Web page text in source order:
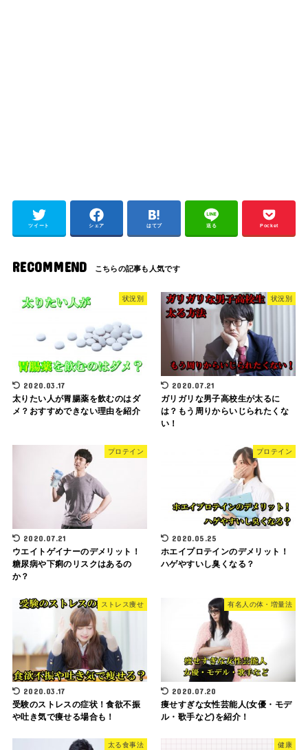
ツイート シェア はてブ 送る Pocket
RECOMMEND
状況別
2020.03.17
太りたい人が胃腸薬を飲むのはダ
メ？おすすめできない理由を紹介
状況別
2020.07.21
ガリガリな男子高校生が太るに
は？もう周りからいじられたくな
い！
プロテイン
2020.07.21
ウエイトゲイナーのデメリット！
糖尿病や下痢のリスクはあるの
か？
プロテイン
2020.05.25
ホエイプロテインのデメリット！
ハゲやすいし臭くなる？
ストレス痩せ
2020.03.17
受験のストレスの症状！食欲不振
や吐き気で痩せる場合も！
有名人の体・増量法
2020.07.20
痩せすぎな女性芸能人(女優・モデ
ル・歌手など)を紹介！
太る食事法 健康